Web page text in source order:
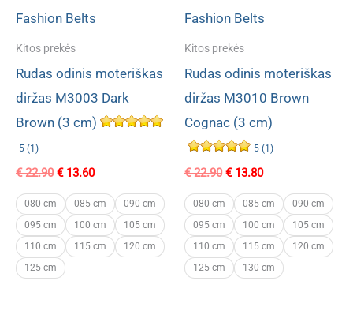
Kitos prekės
Rudas odinis moteriškas
diržas M3003 Dark
Brown (3 cm)
5 (1)
€22.90 Original
was:
€ 22.90.
€13.60Current
is:
€ 13.60.
080 cm 085 cm
090 cm
095 cm
100 cm
105 cm
110 cm
115 cm
120 cm
125 cm
Kitos prekės
Rudas odinis moteriškas
diržas M3010 Brown
Cognac (3 cm)
5 (1)
€22.90 Original
was:
€ 22.90.
€13.80Current
is:
€ 13.80.
080 cm 085 cm
090 cm
095 cm
100 cm
105 cm
110 cm
115 cm
120 cm
125 cm
130 cm